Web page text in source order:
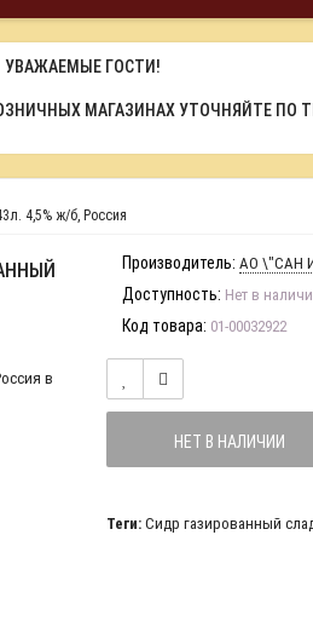
УВАЖАЕМЫЕ ГОСТИ!
МАГАЗИНАХ УТОЧНЯЙТЕ ПО
4,5% ж/б, Россия
Производитель: АО \"САН
Доступность: Нет в
Код товара: 01-00032922
НЕТ В НАЛИЧИИ
Теги: Сидр газированный